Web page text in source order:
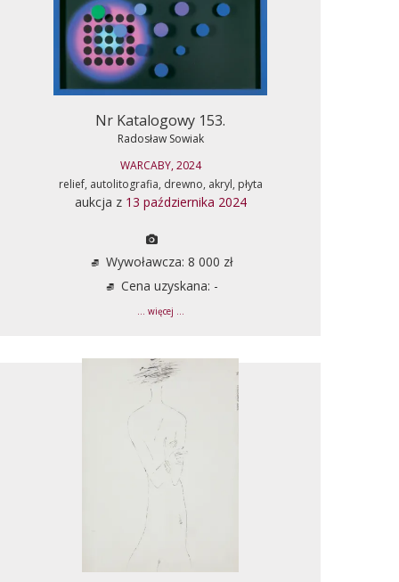
Nr Katalogowy 153.
Radosław Sowiak
WARCABY, 2024
relief, autolitografia, drewno, akryl, płyta
aukcja z 13 października 2024
Wywoławcza: 8 000 zł
Cena uzyskana: -
... więcej ...